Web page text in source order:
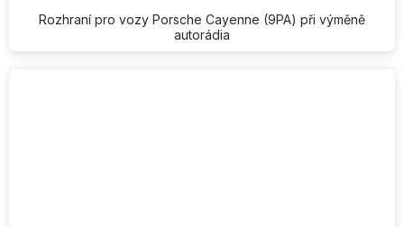
Rozhraní pro vozy Porsche Cayenne (9PA) při výměně
autorádia